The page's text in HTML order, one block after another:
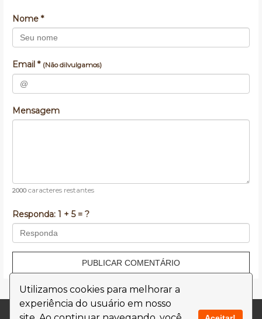
Utilizamos cookies para melhorar a
experiência do usuário em nosso
Nome *
Email * (Não dilvulgamos)
Mensagem
2000caracteres restantes
Responda: 1 + 5 = ?
PUBLICAR COMENTÁRIO
Contato Termos de Uso